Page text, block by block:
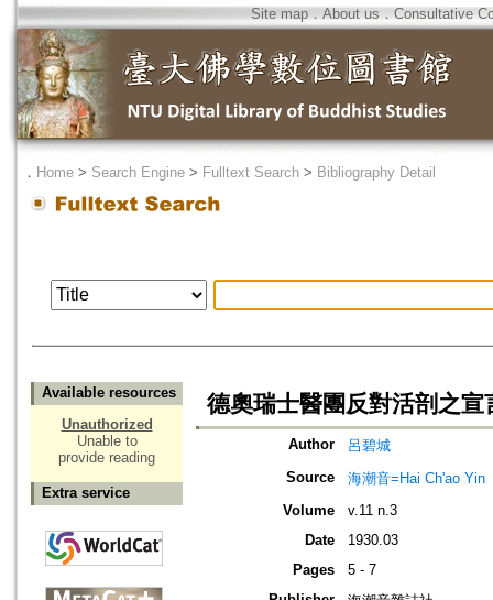
Site map．About us ． Consultative
． Home > Search Engine > Fulltext Search > Bibliography Detail
Available resources
Unauthorized
Unable to
provide reading
Extra service
德奧瑞士醫團反對活剖之宣
Author
呂碧城
Source
海潮音=Hai Ch'ao Yin
Volume
v.11 n.3
Date
1930.03
Pages
5 - 7